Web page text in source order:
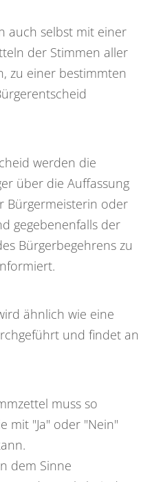
auch selbst mit einer
der Stimmen aller
zu einer bestimmten
werden die
über die Auffassung
Bürgermeisterin oder
gegebenenfalls der
Bürgerbegehrens zu
ähnlich wie eine
und findet an
muss so
mit "Ja" oder "Nein"
dem Sinne